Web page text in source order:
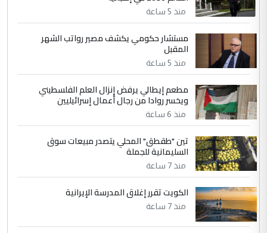
جنسية الرافد الثالث للعراق ومن اصول عريقة
ابا فرات ...
الموضوع :
الجواهري يرد على صدام حسين سل
مضجعيك يابن الزنا (نص كامل)
5 حيدر عاشور
التعليق : تحياتي لك استاذ حامدتركان. كلام
دقيق ومسؤول؛ فالاستثمار الحقيقي للإنسان
وثروات البلد يعتمد على الكفاءة ...
الموضوع :
بين الإهمال واغتصاب الأرض.. بلاد
الرافدين تعاني الجفاف والتصحر!!
منذ 5 ساعة
مستشار حكومي يكشف مصير رواتب الشهر
المقبل
منذ 5 ساعة
مطعم إيطالي يرفض إنزال العلم الفلسطيني
ويخسر روادا من رجال أعمال إسرائيليين
منذ 6 ساعة
تين "طقطق" المحلي يتصدر مبيعات سوق
السليمانية للجملة
منذ 7 ساعة
الكويت تقرر إغلاق المدرسة الإيرانية
منذ 7 ساعة